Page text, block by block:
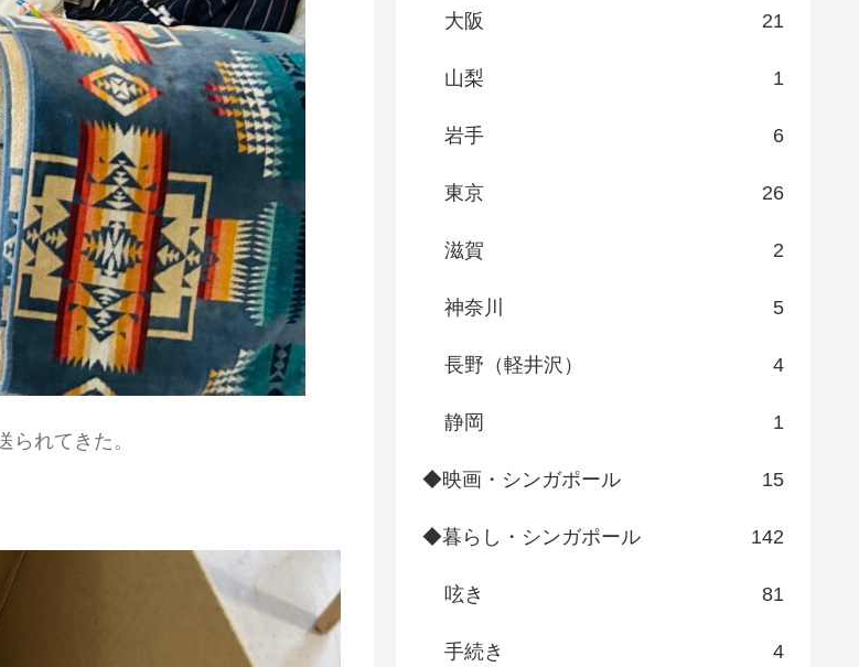
れてきた。
大阪 21
山梨 1
岩手 6
東京 26
滋賀 2
神奈川 5
長野（軽井沢） 4
静岡 1
◆映画・シンガポール 15
◆暮らし・シンガポール 142
呟き 81
手続き 4